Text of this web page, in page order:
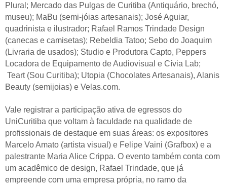
Plural; Mercado das Pulgas de Curitiba (Antiquário, brechó,
museu); MaBu (semi-jóias artesanais); José Aguiar,
quadrinista e ilustrador; Rafael Ramos Trindade Design
(canecas e camisetas); Rebeldia Tatoo; Sebo do Joaquim
(Livraria de usados); Studio e Produtora Capto, Peppers
Locadora de Equipamento de Audiovisual e Cívia Lab;
Teart (Sou Curitiba); Utopia (Chocolates Artesanais), Alanis
Beauty (semijoias) e Velas.com.
Vale registrar a participação ativa de egressos do
UniCuritiba que voltam à faculdade na qualidade de
profissionais de destaque em suas áreas: os expositores
Marcelo Amato (artista visual) e Felipe Vaini (Grafbox) e a
palestrante Maria Alice Crippa. O evento também conta com
um acadêmico de design, Rafael Trindade, que já
empreende com uma empresa própria, no ramo da